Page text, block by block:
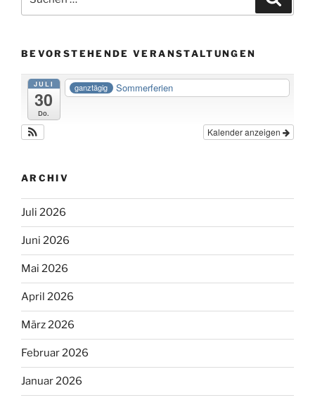
nach:
BEVORSTEHENDE VERANSTALTUNGEN
JULI
30
Do.
ganztägig Sommerferien
Kalender anzeigen
ARCHIV
Juli 2026
Juni 2026
Mai 2026
April 2026
März 2026
Februar 2026
Januar 2026